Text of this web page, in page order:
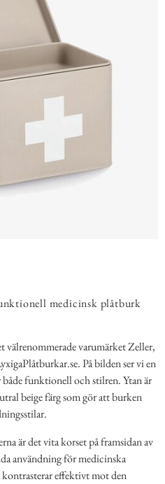
medicinsk plåtburk
varumärket Zeller,
På bilden ser vi en
både funktionell och stilren. Ytan är
beige färg som gör att burken
är det vita korset på framsidan av
användning för medicinska
effektivt mot den